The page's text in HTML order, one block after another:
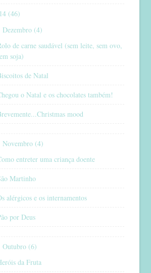
(46)
Dezembro (4)
de carne saudável (sem leite, sem ovo,
soja)
de Natal
o Natal e os chocolates também!
mood
Novembro (4)
entreter uma criança doente
Martinho
alérgicos e os internamentos
por Deus
Outubro (6)
da Fruta